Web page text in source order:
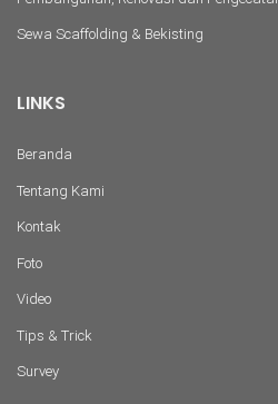
Sewa Scaffolding & Bekisting
LINKS
Beranda
Tentang Kami
Kontak
Foto
Video
Tips & Trick
Survey